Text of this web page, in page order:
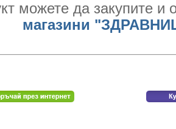
можете да закупите и
магазини